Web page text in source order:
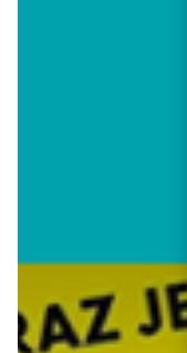
Trafiłeś